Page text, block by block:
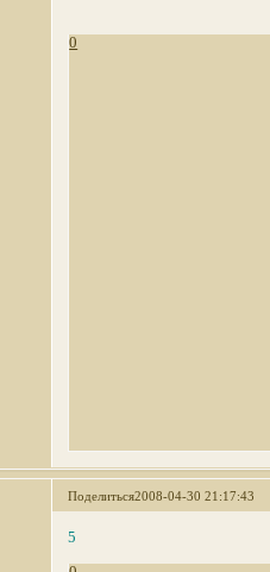
0
Поделиться2008-04-30 21:17:43
5